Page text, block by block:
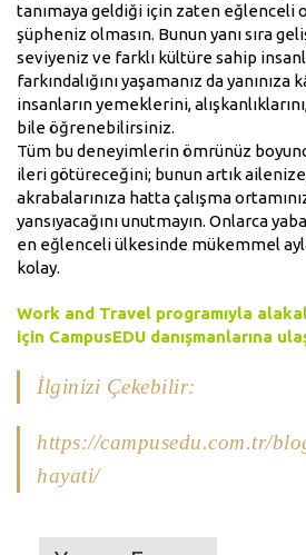
tanımaya geldiği için zaten eğlenceli
şüpheniz olmasın. Bunun yanı sıra
seviyeniz ve farklı kültüre sahip
farkındalığını yaşamanız da
insanların yemeklerini,
bile öğrenebilirsiniz.
Tüm bu deneyimlerin ömrünüz
ileri götüreceğini; bunun artık
akrabalarınıza hatta çalışma
yansıyacağını unutmayın. Onlarca
en eğlenceli ülkesinde mükemmel
kolay.
Work and Travel programıyla
için CampusEDU danışmanlarına
İlginizi Çekebilir:
https://campusedu.com.tr/
hayati/